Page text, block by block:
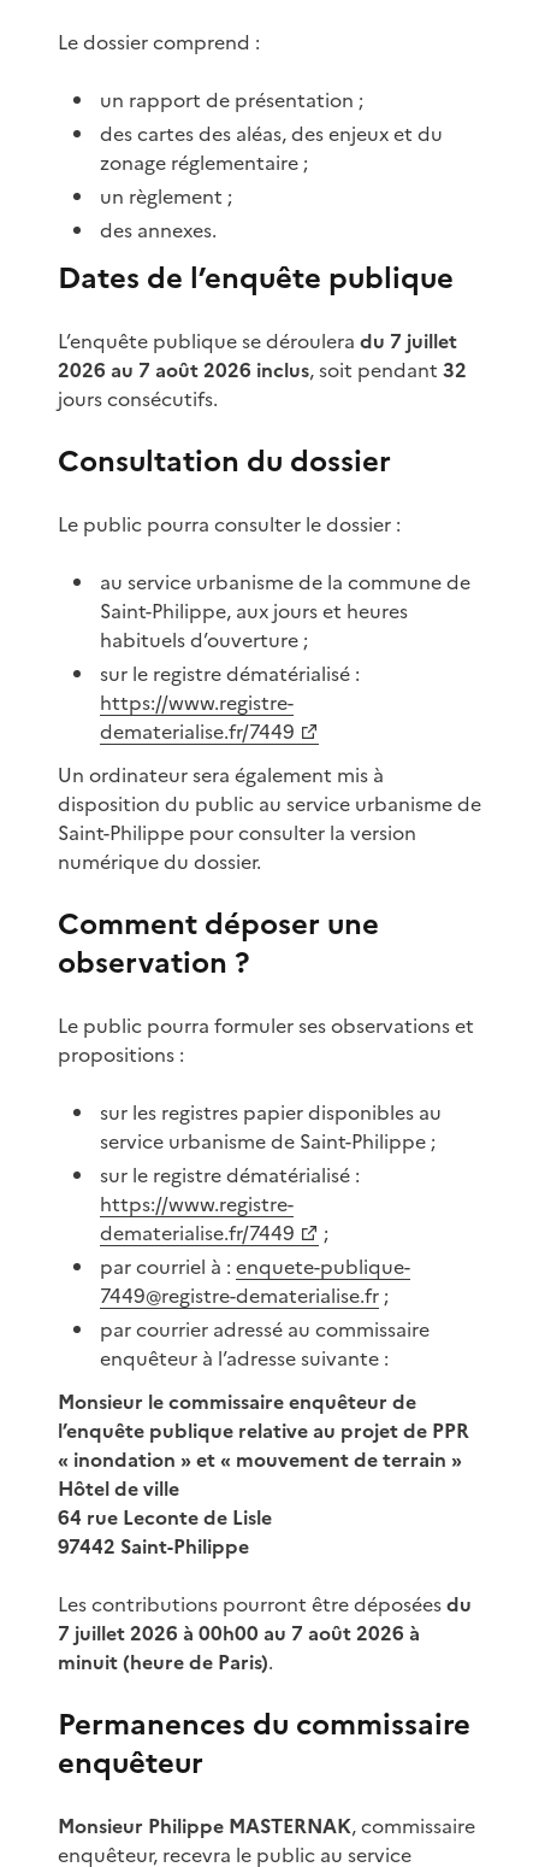
Le dossier comprend :
un rapport de présentation ;
des cartes des aléas, des enjeux et du
zonage réglementaire ;
un règlement ;
des annexes.
Dates de l’enquête publique
L’enquête publique se déroulera du 7 juillet
2026 au 7 août 2026 inclus, soit pendant 32
jours consécutifs.
Consultation du dossier
Le public pourra consulter le dossier :
au service urbanisme de la commune de
Saint-Philippe, aux jours et heures
habituels d’ouverture ;
sur le registre dématérialisé :
https://www.registre-
dematerialise.fr/7449
Un ordinateur sera également mis à
disposition du public au service urbanisme de
Saint-Philippe pour consulter la version
numérique du dossier.
Comment déposer une
observation ?
Le public pourra formuler ses observations et
propositions :
sur les registres papier disponibles au
service urbanisme de Saint-Philippe ;
sur le registre dématérialisé :
https://www.registre-
dematerialise.fr/7449
;
par courriel à :enquete-publique-
7449@registre-dematerialise.fr ;
par courrier adressé au commissaire
enquêteur à l’adresse suivante :
Monsieur le commissaire enquêteur de
l’enquête publique relative au projet de PPR
« inondation » et « mouvement de terrain »
Hôtel de ville
64 rue Leconte de Lisle
97442 Saint-Philippe
Les contributions pourront être déposéesdu
7 juillet 2026 à 00h00 au 7 août 2026 à
minuit (heure de Paris).
Permanences du commissaire
enquêteur
Monsieur Philippe MASTERNAK, commissaire
enquêteur, recevra le public au service